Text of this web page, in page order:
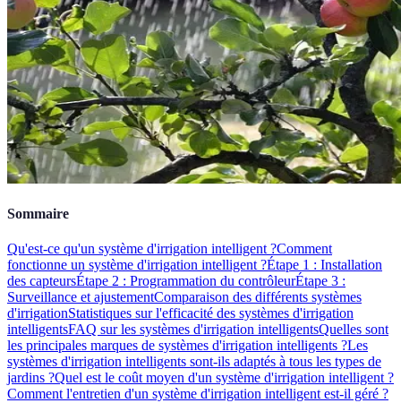
Sommaire
Qu'est-ce qu'un système d'irrigation intelligent ?Comment
fonctionne un système d'irrigation intelligent ?Étape 1 : Installation
des capteursÉtape 2 : Programmation du contrôleurÉtape 3 :
Surveillance et ajustementComparaison des différents systèmes
d'irrigationStatistiques sur l'efficacité des systèmes d'irrigation
intelligentsFAQ sur les systèmes d'irrigation intelligentsQuelles sont
les principales marques de systèmes d'irrigation intelligents ?Les
systèmes d'irrigation intelligents sont-ils adaptés à tous les types de
jardins ?Quel est le coût moyen d'un système d'irrigation intelligent ?
Comment l'entretien d'un système d'irrigation intelligent est-il géré ?